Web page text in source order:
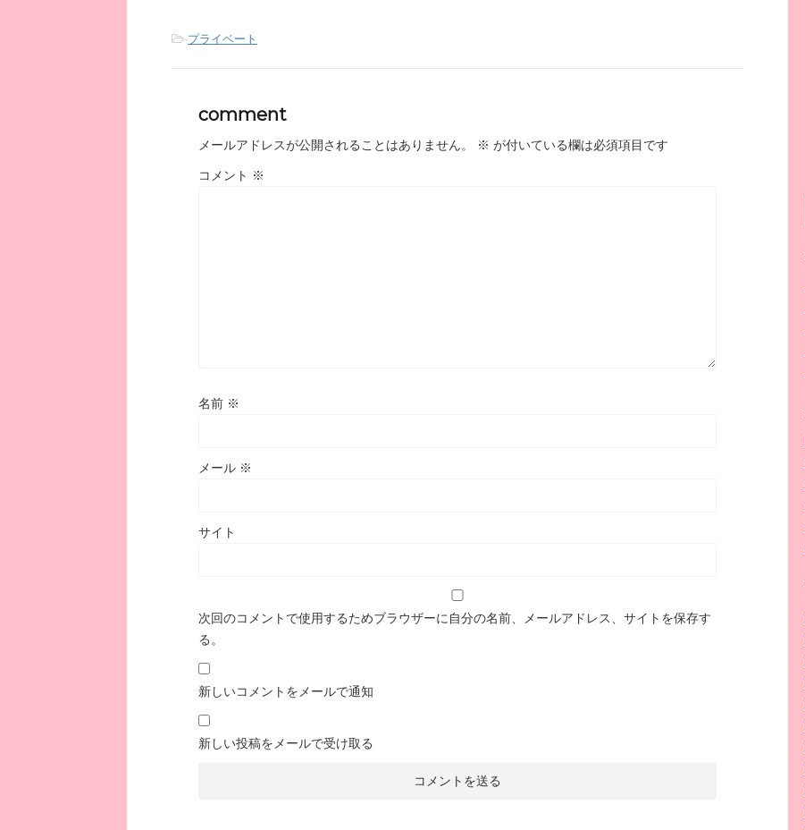
-プライベート
comment
メールアドレスが公開されることはありません。 ※ が付いている欄は必須項目です
コメント ※
名前 ※
メール ※
サイト
次回のコメントで使用するためブラウザーに自分の名前、メールアドレス、サイトを保存す
る。
新しいコメントをメールで通知
新しい投稿をメールで受け取る